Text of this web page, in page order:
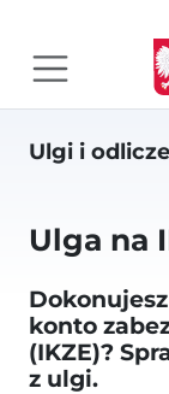
Ulgi i
Ulga na
konto
(IKZE)?
z ulgi.